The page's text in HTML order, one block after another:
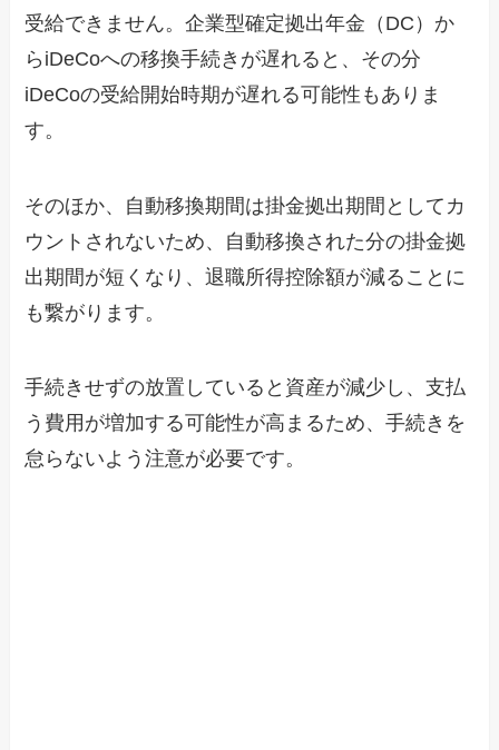
受給できません。企業型確定拠出年金（DC）か
らiDeCoへの移換手続きが遅れると、その分
iDeCoの受給開始時期が遅れる可能性もありま
す。
そのほか、自動移換期間は掛金拠出期間としてカ
ウントされないため、自動移換された分の掛金拠
出期間が短くなり、退職所得控除額が減ることに
も繋がります。
手続きせずの放置していると資産が減少し、支払
う費用が増加する可能性が高まるため、手続きを
怠らないよう注意が必要です。